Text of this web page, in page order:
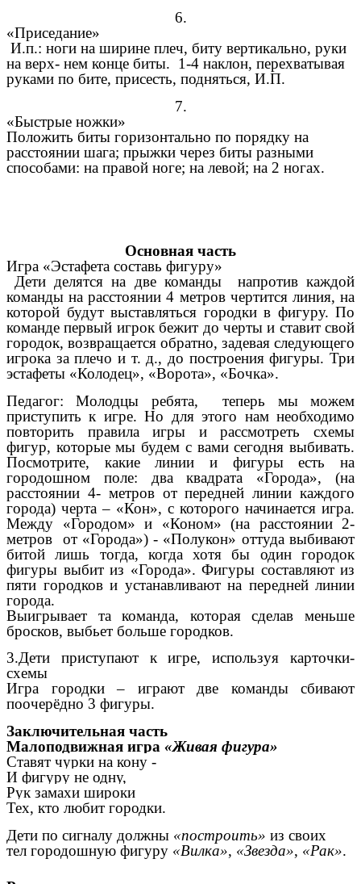
6.
«Приседание»
И.п.: ноги на ширине плеч, биту вертикально, руки
на верх- нем конце биты. 1-4 наклон, перехватывая
руками по бите, присесть, подняться, И.П.
7.
«Быстрые ножки»
Положить биты горизонтально по порядку на
расстоянии шага; прыжки через биты разными
способами: на правой ноге; на левой; на 2 ногах.
Основная часть
Игра «Эстафета составь фигуру»
Дети делятся на две команды напротив каждой
команды на расстоянии 4 метров чертится линия, на
которой будут выставляться городки в фигуру. По
команде первый игрок бежит до черты и ставит свой
городок, возвращается обратно, задевая следующего
игрока за плечо и т. д., до построения фигуры. Три
эстафеты «Колодец», «Ворота», «Бочка».
Педагог: Молодцы ребята, теперь мы можем
приступить к игре. Но для этого нам необходимо
повторить правила игры и рассмотреть схемы
фигур, которые мы будем с вами сегодня выбивать.
Посмотрите, какие линии и фигуры есть на
городошном поле: два квадрата «Города», (на
расстоянии 4- метров от передней линии каждого
города) черта – «Кон», с которого начинается игра.
Между «Городом» и «Коном» (на расстоянии 2-
метров от «Города») - «Полукон» оттуда выбивают
битой лишь тогда, когда хотя бы один городок
фигуры выбит из «Города». Фигуры составляют из
пяти городков и устанавливают на передней линии
города.
Выигрывает та команда, которая сделав меньше
бросков, выбьет больше городков.
3.Дети приступают к игре, используя карточки-
схемы
Игра городки – играют две команды сбивают
поочерёдно 3 фигуры.
Заключительная часть
Малоподвижная игра «Живая фигура»
Ставят чурки на кону -
И фигуру не одну,
Рук замахи широки
Тех, кто любит городки.
Дети по сигналу должны «построить» из своих
тел городошную фигуру «Вилка», «Звезда», «Рак».